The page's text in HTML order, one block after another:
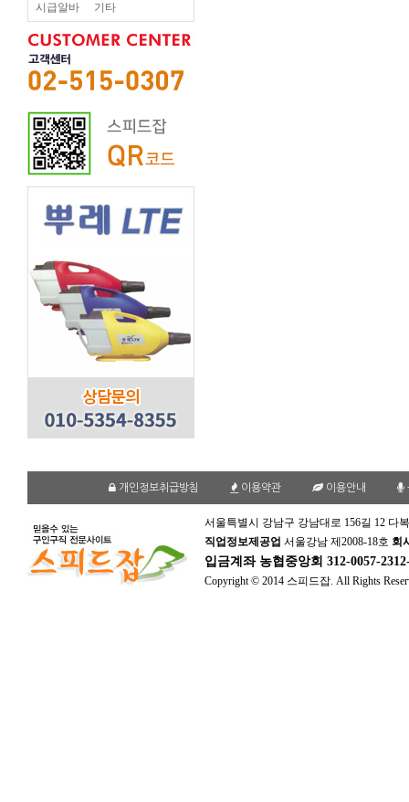
시급알바 기타
개인정보취급방침 이용약관 이용안내
서울특별시 강남구 강남대로 156길 12 다
직업정보제공업 서울강남 제2008-18호 회
입금계좌 농협중앙회 312-0057-
Copyright © 2014 스피드잡. All Rights